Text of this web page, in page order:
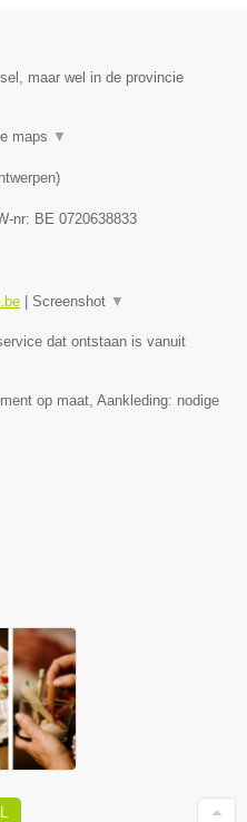
maar wel in de provincie
maps ▼
)
nr: BE 0720638833
Screenshot ▼
dat ontstaan is vanuit
op maat, Aankleding: nodige